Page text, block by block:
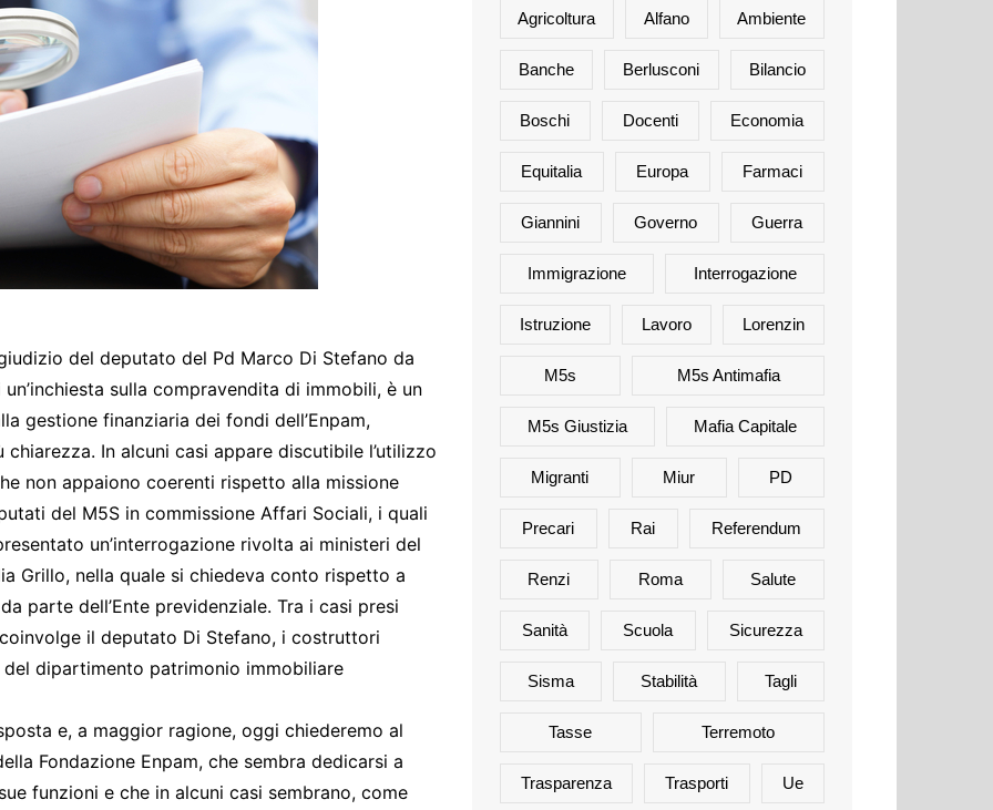
del deputato del Pd Marco Di Stefano da
sulla compravendita di immobili, è un
gestione finanziaria dei fondi dell’Enpam,
In alcuni casi appare discutibile l’utilizzo
non appaiono coerenti rispetto alla missione
del M5S in commissione Affari Sociali, i quali
un’interrogazione rivolta ai ministeri del
Grillo, nella quale si chiedeva conto rispetto a
parte dell’Ente previdenziale. Tra i casi presi
il deputato Di Stefano, i costruttori
dipartimento patrimonio immobiliare
e, a maggior ragione, oggi chiederemo al
Fondazione Enpam, che sembra dedicarsi a
funzioni e che in alcuni casi sembrano, come
Agricoltura Alfano Ambiente
Banche Berlusconi Bilancio
Boschi Docenti Economia
Equitalia Europa Farmaci
Giannini Governo Guerra
Immigrazione Interrogazione
Istruzione Lavoro Lorenzin
M5s M5s Antimafia
M5s Giustizia Mafia Capitale
Migranti Miur PD
Precari Rai Referendum
Renzi Roma Salute
Sanità Scuola Sicurezza
Sisma Stabilità Tagli
Tasse Terremoto
Trasparenza Trasporti Ue